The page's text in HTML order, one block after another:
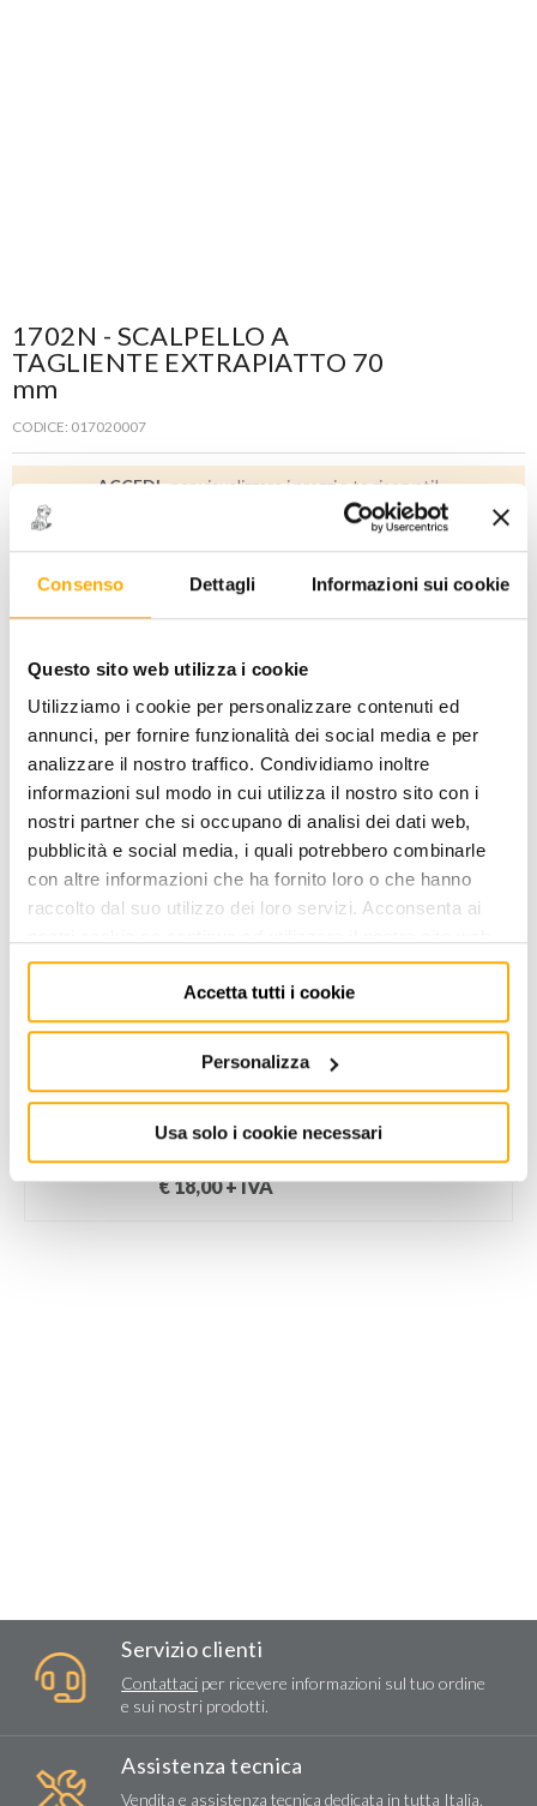
Consenso Dettagli Informazioni sui cookie
Questo sito web utilizza i cookie
Utilizziamo i cookie per personalizzare contenuti ed
annunci, per fornire funzionalità dei social media e per
analizzare il nostro traffico. Condividiamo inoltre
informazioni sul modo in cui utilizza il nostro sito con i
nostri partner che si occupano di analisi dei dati web,
pubblicità e social media, i quali potrebbero combinarle
con altre informazioni che ha fornito loro o che hanno
raccolto dal suo utilizzo dei loro servizi. Acconsenta ai
Accetta tutti i cookie
Personalizza
Usa solo i cookie necessari
1702N - SCALPELLO A
TAGLIENTE EXTRAPIATTO 70
mm
CODICE: 017020007
ACCEDI per visualizzare i prezzi a te riservati!
+ iva
AGGIUNGI AL CARRELLO
Aggiungi alla lista dei
desideri
POTREBBERO PIACERTI ANCHE
1700N/PM - PUNTA PER EDILIZIA L=300
mm C/PARAMANO
€18,00+ IVA
Servizio clienti
Contattaci per ricevere informazioni sul tuo ordine
e sui nostri prodotti.
Assistenza tecnica
Vendita e assistenza tecnica dedicata in tutta Italia.